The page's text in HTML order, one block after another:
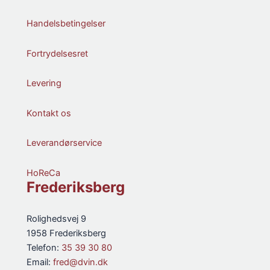
Handelsbetingelser
Fortrydelsesret
Levering
Kontakt os
Leverandørservice
HoReCa
Frederiksberg
Rolighedsvej 9
1958 Frederiksberg
Telefon: 35 39 30 80
Email: fred@dvin.dk